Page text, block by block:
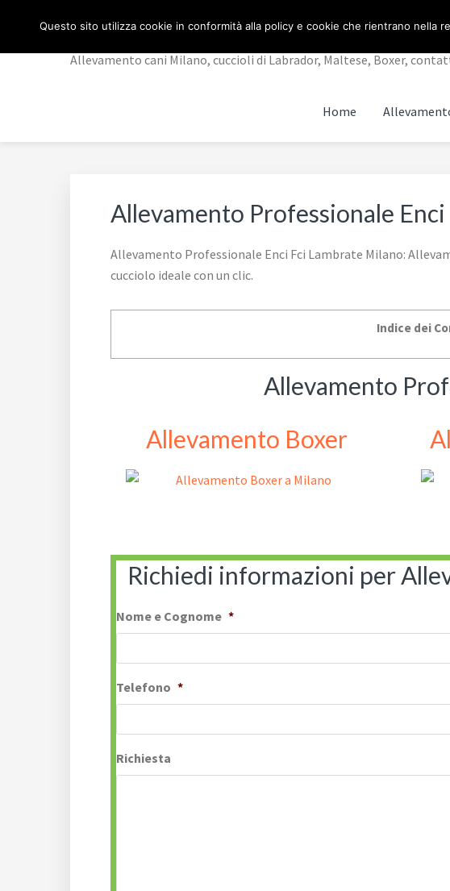
navigazione
contenuto
piè
ALLEVAMENTO CANI
Allevamento cani Milano, cuccioli di Labrador, Maltese, Boxer,
Home
Allevamento Professionale
Allevamento Professionale Enci Fci Lambrate Milano:
cucciolo ideale con un clic.
Indice dei
Allevamento
Allevamento Boxer
Richiedi informazioni per
Nome e Cognome *
Telefono *
Richiesta
Questo sito utilizza cookie in conformità alla policy e cookie che rientrano nella